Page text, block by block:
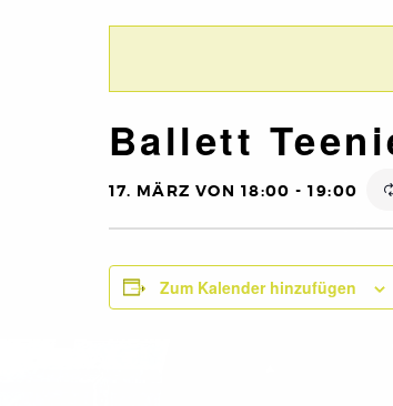
Ballett
17. MÄRZ VON 18:00 -19:00
Zum Kalender hinzufügen